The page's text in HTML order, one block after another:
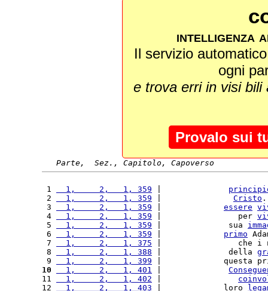
intelligenza
Il servizio
ogni
e trova erri in visi
Provalo sui
Parte,  Sez., Capitolo, Capoverso
1
  1,     2,   1, 359
2
  1,     2,   1, 359
Cristo
3
  1,     2,   1, 359
essere
4
  1,     2,   1, 359
|                per
5
  1,     2,   1, 359
|              sua
6
  1,     2,   1, 359
primo
7
  1,     2,   1, 375
|                che i
8
  1,     2,   1, 388
|              della
9
  1,     2,   1, 399
|             questa
10
  1,     2,   1, 401
11
  1,     2,   1, 402
12
  1,     2,   1, 403
|             loro